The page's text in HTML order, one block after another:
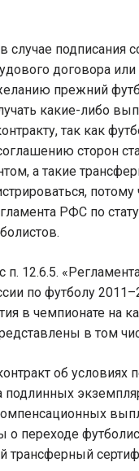
случае подписания
договора
прежний
какие-либо
так как
сторон
а такие
РФС по
п. 12.6.5.
по футболу
в чемпионате на
в том
об условиях
подлинных
переходе